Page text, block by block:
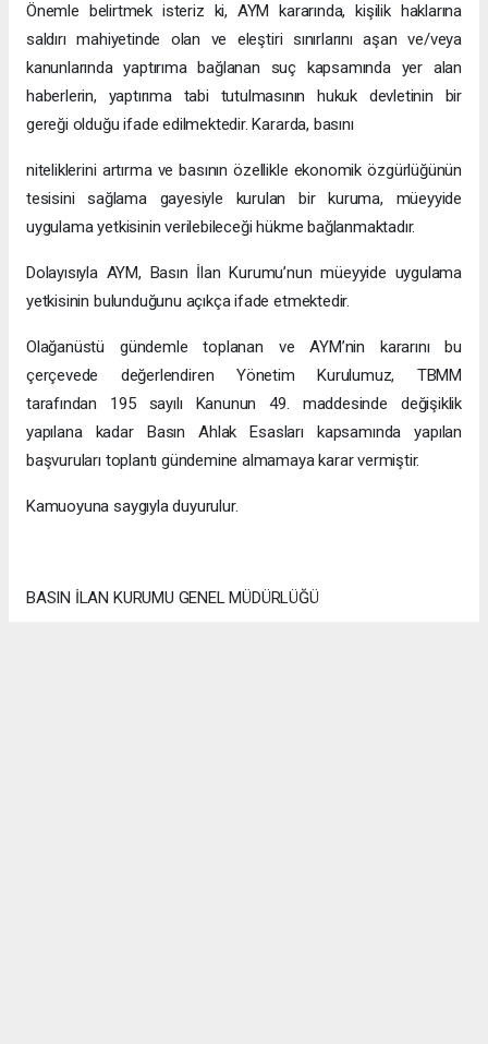
Önemle belirtmek isteriz ki, AYM kararında, kişilik haklarına
saldırı mahiyetinde olan ve eleştiri sınırlarını aşan ve/veya
kanunlarında yaptırıma bağlanan suç kapsamında yer alan
haberlerin, yaptırıma tabi tutulmasının hukuk devletinin bir
gereği olduğu ifade edilmektedir. Kararda, basını
niteliklerini artırma ve basının özellikle ekonomik özgürlüğünün
tesisini sağlama gayesiyle kurulan bir kuruma, müeyyide
uygulama yetkisinin verilebileceği hükme bağlanmaktadır.
Dolayısıyla AYM, Basın İlan Kurumu’nun müeyyide uygulama
yetkisinin bulunduğunu açıkça ifade etmektedir.
Olağanüstü gündemle toplanan ve AYM’nin kararını bu
çerçevede değerlendiren Yönetim Kurulumuz, TBMM
tarafından 195 sayılı Kanunun 49. maddesinde değişiklik
yapılana kadar Basın Ahlak Esasları kapsamında yapılan
başvuruları toplantı gündemine almamaya karar vermiştir.
Kamuoyuna saygıyla duyurulur.
BASIN İLAN KURUMU GENEL MÜDÜRLÜĞÜ